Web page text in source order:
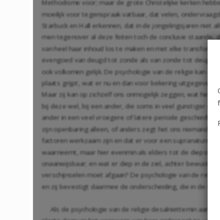
Methodisme voor; maar de grote Christelijke kerken
moeilijk voor tegenspraak vatbaar, dat velen,
Starbuck en Hall erkennen, dat in de jongelingsjaren niet
men tegenover al deze feiten toch de conclusie staande,
van heel haar inhoud los te maken en met elke
evengoed van deugd tot zonde als van zonde tot deugd.
ook volkomen gelijk. De psychologie van de religie kan
plaats grijpt, wat er nu en dan voor bekering uitgegeven
Maar zij kan op zichzelf ons onmogelijk zeggen, wat het
bij deze wel, bij een ander, die soms in veel gunstiger
ander in een veel vroegere of latere periode geschiedt;
zijn openbaring alleen, of anders zegt het ons niemand.
factoren werkzaam zijn en dat er voor een supranaturele
waarneemt, maar hier evenmin als elders tot de diepste
onaanwijsbaar; en wat er diep in de ziel, achter
verschijnselen moet afgaan? De psychologie van de
en zij bevestigt daarmee de onderscheiding, die in de
Als de psychologie van de religie desalniettemin aan